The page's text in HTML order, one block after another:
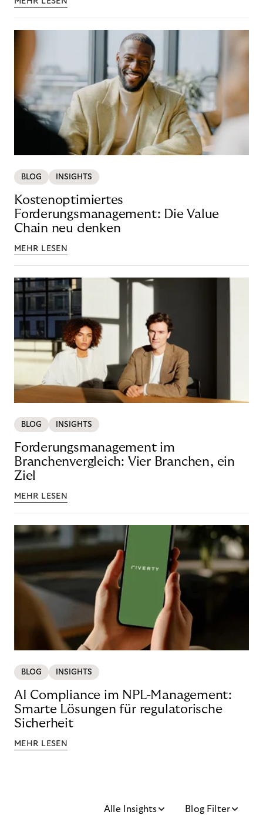
BLOG INSIGHTS
Kostenoptimiertes
Forderungsmanagement: Die Value
Chain neu denken
MEHR LESEN
BLOG INSIGHTS
Forderungsmanagement im
Branchenvergleich: Vier Branchen, ein
Ziel
MEHR LESEN
BLOG INSIGHTS
AI Compliance im NPL-Management:
Smarte Lösungen für regulatorische
Sicherheit
MEHR LESEN
Alle Insights Blog Filter